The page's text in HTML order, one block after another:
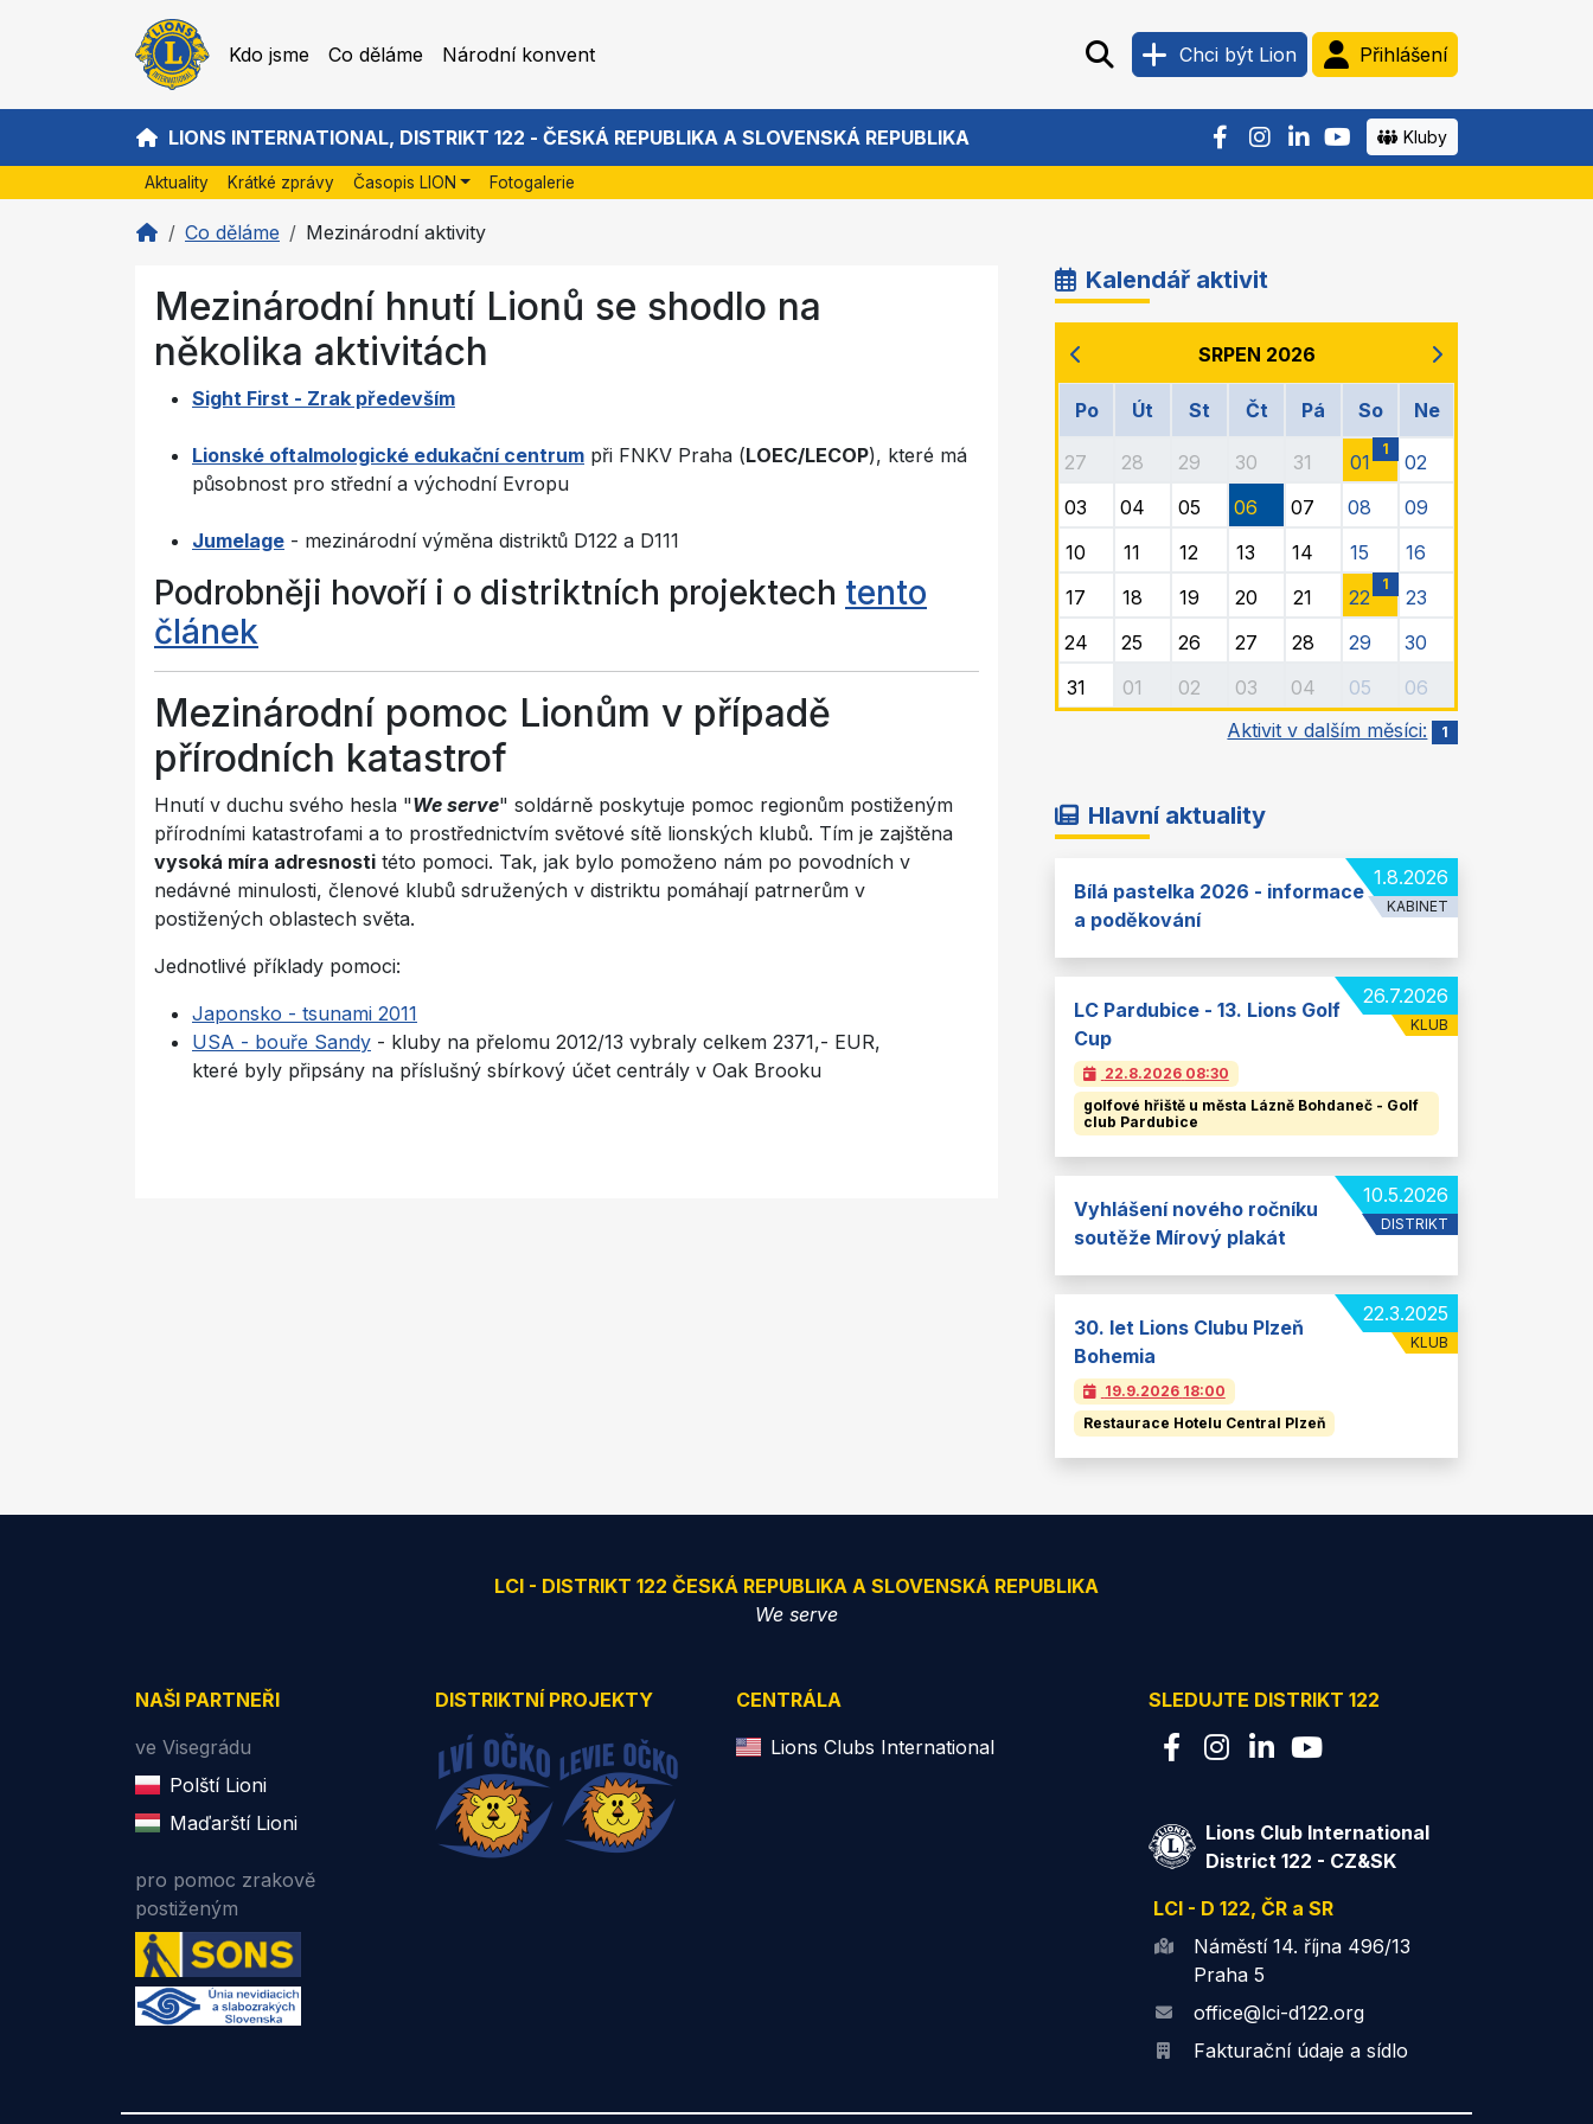
Kdo jsme Co děláme Národní konvent Chci být Lion Přihlášení
LIONS INTERNATIONAL, DISTRIKT 122 - ČESKÁ REPUBLIKA A SLOVENSKÁ REPUBLIKA Kluby
Aktuality Krátké zprávy Časopis LION Fotogalerie
Co děláme Mezinárodní aktivity
Mezinárodní hnutí Lionů se shodlo na
několika aktivitách
Sight First - Zrak především
Lionské oftalmologické edukační centrum při FNKV Praha (LOEC/LECOP), které má
působnost pro střední a východní Evropu
Jumelage - mezinárodní výměna distriktů D122 a D111
Podrobněji hovoří i o distriktních projektech tento
článek
Mezinárodní pomoc Lionům v případě
přírodních katastrof
Hnutí v duchu svého hesla "We serve" soldárně poskytuje pomoc regionům postiženým
přírodními katastrofami a to prostřednictvím světové sítě lionských klubů. Tím je zajštěna
vysoká míra adresnosti této pomoci. Tak, jak bylo pomoženo nám po povodních v
nedávné minulosti, členové klubů sdružených v distriktu pomáhají patrnerům v
postižených oblastech světa.
Jednotlivé příklady pomoci:
Japonsko - tsunami 2011
USA - bouře Sandy - kluby na přelomu 2012/13 vybraly celkem 2371,- EUR,
které byly připsány na příslušný sbírkový účet centrály v Oak Brooku
Kalendář aktivit
SRPEN 2026
Po Út St Čt Pá So Ne
27 28 29 30 31 01
1
02
03
04 05 06 07 08
09
10
11 12 13 14 15
16
17
18 19 20 21 22
1
23
24
25 26 27 28 29
30
31
01 02 03 04 05
06
Aktivit v dalším měsíci:
1
Hlavní aktuality
1.8.2026
KABINET
Bílá pastelka 2026 - informace
a poděkování
26.7.2026
KLUB
LC Pardubice - 13. Lions Golf
Cup
22.8.2026 08:30
golfové hřiště u města Lázně Bohdaneč - Golf
club Pardubice
10.5.2026
DISTRIKT
Vyhlášení nového ročníku
soutěže Mírový plakát
22.3.2025
KLUB
30. let Lions Clubu Plzeň
Bohemia
19.9.2026 18:00
Restaurace Hotelu Central Plzeň
LCI - DISTRIKT 122 ČESKÁ REPUBLIKA A SLOVENSKÁ REPUBLIKA
We serve
NAŠI PARTNEŘI
ve Visegrádu
Polští Lioni
Maďarští Lioni
pro pomoc zrakově
postiženým
DISTRIKTNÍ PROJEKTY
CENTRÁLA
Lions Clubs International
SLEDUJTE DISTRIKT 122
Lions Club International
District 122 - CZ&SK
LCI - D 122, ČR a SR
Náměstí 14. října 496/13
Praha 5
office@lci-d122.org
Fakturační údaje a sídlo